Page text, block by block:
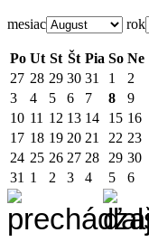
mesiac rok
Po Ut St Št Pia So Ne
27 28 29 30 31 1
2
3
4 5 6 7 8
9
10 11 12 13 14 15 16
17 18 19 20 21 22 23
24 25 26 27 28 29 30
31 1 2 3 4 5 6